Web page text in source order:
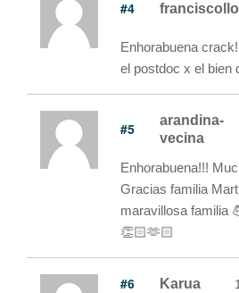
#4
Enhorabuena
el postdoc x el bien
#5
arandina-
vecina
Enhorabuena!!!
Gracias familia
maravillosa familia
👏🏻🫶🏻
#6 Karua